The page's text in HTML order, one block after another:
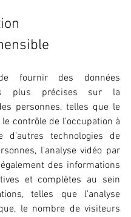
fournir des données
plus précises sur la
personnes, telles que le
contrôle de l'occupation à
d'autres technologies de
l'analyse vidéo par
des informations
et complètes au sein
telles que l'analyse
le nombre de visiteurs